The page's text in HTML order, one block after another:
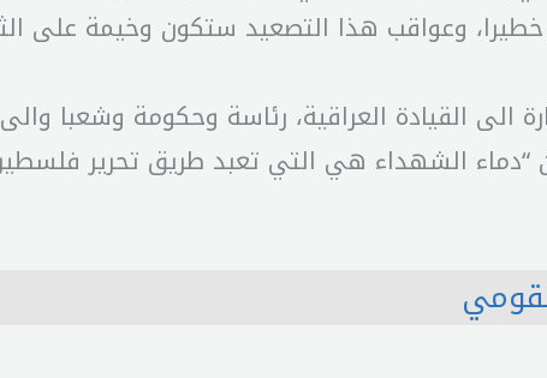
وعواقب هذا التصعيد ستكون وخيمة على
الى القيادة العراقية، رئاسة وحكومة وشعبا
الشهداء هي التي تعبد طريق تحرير